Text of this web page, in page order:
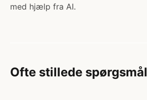
med hjælp fra AI.
Ofte stillede spørgsmål